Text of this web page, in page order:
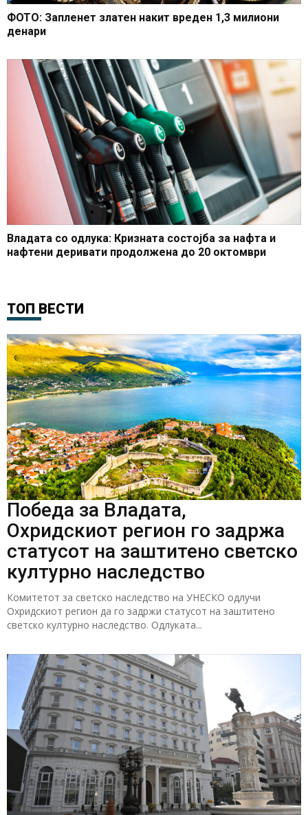
ФОТО: Запленет златен накит вреден 1,3 милиони
денари
Владата со одлука: Кризната состојба за нафта и
нафтени деривати продолжена до 20 октомври
ТОП ВЕСТИ
Победа за Владата,
Охридскиот регион го задржа
статусот на заштитено светско
културно наследство
Комитетот за светско наследство на УНЕСКО одлучи
Охридскиот регион да го задржи статусот на заштитено
светско културно наследство. Одлуката...